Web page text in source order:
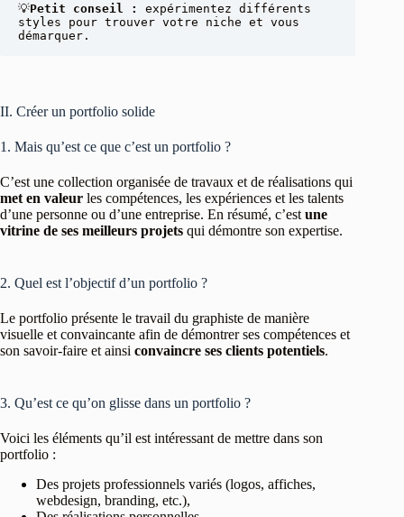
💡Petit conseil : expérimentez différents
styles pour trouver votre niche et vous
démarquer.
II. Créer un portfolio solide
1. Mais qu’est ce que c’est un portfolio ?
C’est une collection organisée de travaux et de réalisations qui
met en valeur les compétences, les expériences et les talents
d’une personne ou d’une entreprise. En résumé, c’est une
vitrine de ses meilleurs projets qui démontre son expertise.
2. Quel est l’objectif d’un portfolio ?
Le portfolio présente le travail du graphiste de manière
visuelle et convaincante afin de démontrer ses compétences et
son savoir-faire et ainsi convaincre ses clients potentiels.
3. Qu’est ce qu’on glisse dans un portfolio ?
Voici les éléments qu’il est intéressant de mettre dans son
portfolio :
Des projets professionnels variés (logos, affiches,
webdesign, branding, etc.),